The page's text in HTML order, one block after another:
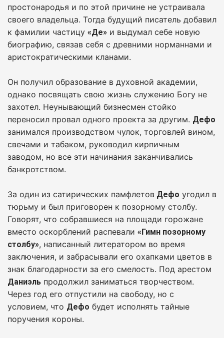
простонародья и по этой причине не устраивала
своего владельца. Тогда будущий писатель добавил
к фамилии частицу «Де» и выдумал себе новую
биографию, связав себя с древними норманнами и
аристократическими кланами.
Он получил образование в духовной академии,
однако посвящать свою жизнь служению Богу не
захотел. Неунывающий бизнесмен стойко
переносил провал одного проекта за другим. Дефо
занимался производством чулок, торговлей вином,
свечами и табаком, руководил кирпичным
заводом, но все эти начинания заканчивались
банкротством.
За один из сатирических памфлетов Дефо угодил в
тюрьму и был приговорен к позорному столбу.
Говорят, что собравшиеся на площади горожане
вместо оскорблений распевали «Гимн позорному
столбу», написанный литератором во время
заключения, и забрасывали его охапками цветов в
знак благодарности за его смелость. Под арестом
Даниэль продолжил заниматься творчеством.
Через год его отпустили на свободу, но с
условием, что Дефо будет исполнять тайные
поручения короны.